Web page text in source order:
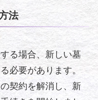
法
る場合、新しい墓
必要があります。
契約を解消し、新